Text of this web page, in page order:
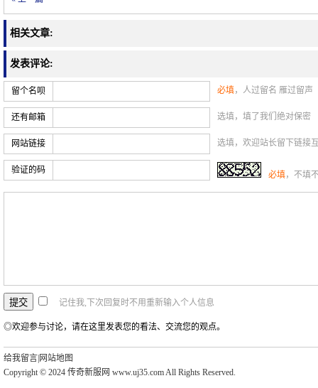
相关文章:
发表评论:
留个名呗 必填，人过留名 雁过留声
还有邮箱 选填，填了我们绝对保密
网站链接 选填，欢迎站长留下链接
验证的码 必填，不填
记住我,下次回复时不用重新输入个人信息
◎欢迎参与讨论，请在这里发表您的看法、交流您的观点。
给我留言 网站地图
Copyright © 2024 传奇新服网 www.uj35.com All Rights Reserved.